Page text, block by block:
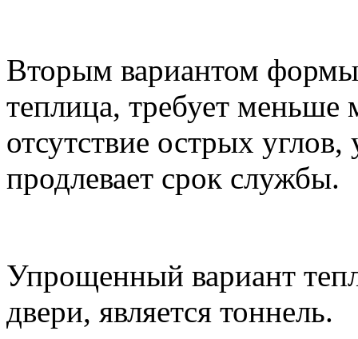
Вторым вариантом
теплица, требует меньше
отсутствие острых
продлевает срок службы.
Упрощенный вариант
двери, является тоннель.